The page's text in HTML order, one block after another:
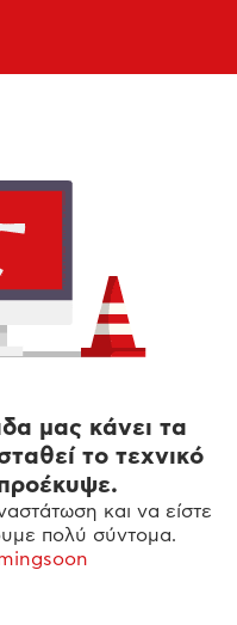
μας κάνει τα
το τεχνικό
και να είστε
πολύ σύντομα.